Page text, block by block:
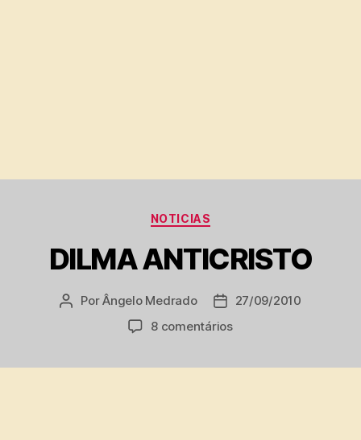
Categorias
NOTICIAS
DILMA ANTICRISTO
Autor
PorÂngelo Medrado
Data27/09/2010
8 comentáriosem